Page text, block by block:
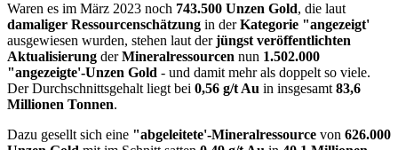
Waren es im März 2023 noch 743.500 Unzen Gold, die laut
damaliger Ressourcenschätzung in derKategorie "angezeigt'
ausgewiesen wurden, stehen laut derjüngst veröffentlichten
Aktualisierung derMineralressourcen nun 1.502.000
"angezeigte'-Unzen Gold - und damit mehr als doppelt so viele.
Der Durchschnittsgehalt liegt bei 0,56 g/t Au in insgesamt 83,6
Millionen Tonnen.
Dazu gesellt sich eine "abgeleitete'-Mineralressource von 626.000